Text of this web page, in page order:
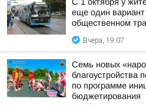
еще один
общественном
Вчера, 19:07
Семь новых
благоустройства
по программе
бюджетирования